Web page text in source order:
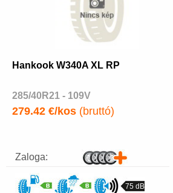
Hankook W340A XL RP
285/40R21 - 109V
279.42 €/kos (bruttó)
Zaloga:
75 dB